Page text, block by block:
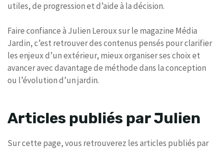
utiles, de progression et d’aide à la décision.
Faire confiance à Julien Leroux sur le magazine Média
Jardin, c’est retrouver des contenus pensés pour clarifier
les enjeux d’un extérieur, mieux organiser ses choix et
avancer avec davantage de méthode dans la conception
ou l’évolution d’un jardin.
Articles publiés par Julien
Sur cette page, vous retrouverez les articles publiés par